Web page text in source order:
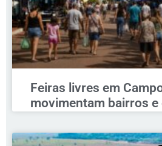
Feiras livres em
movimentam bairros e